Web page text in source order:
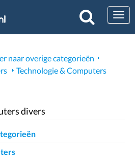
naar overige categorieën
Technologie & Computers
divers